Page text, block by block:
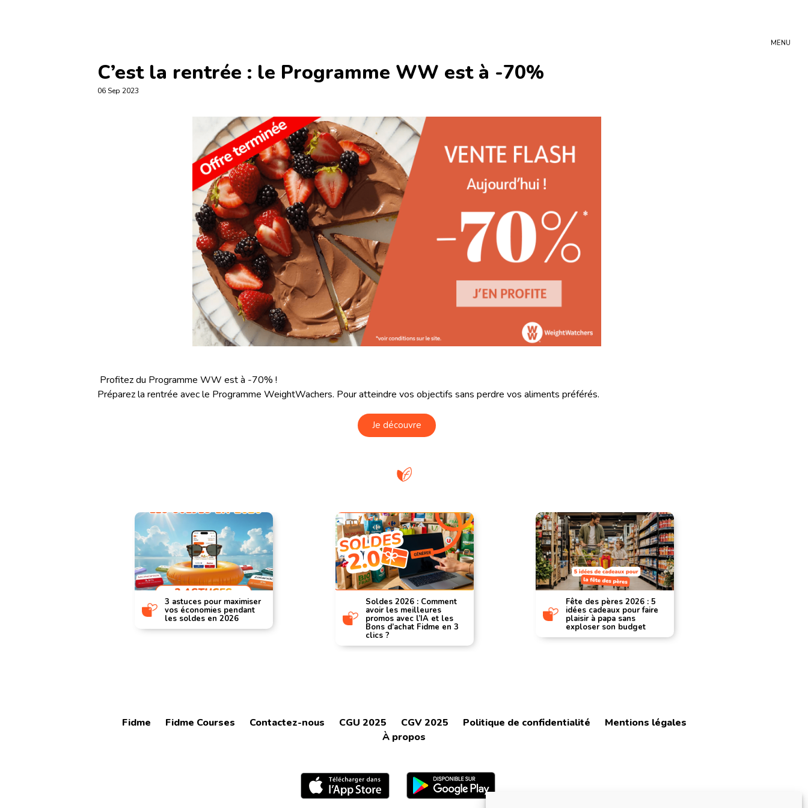
MENU
C’est la rentrée : le Programme WW est à -70%
06 Sep 2023
Profitez du Programme WW est à -70% !
Préparez la rentrée avec le Programme WeightWachers. Pour atteindre vos objectifs sans perdre vos aliments préférés.
Je découvre
3 astuces pour maximiser
vos économies pendant
les soldes en 2026
Soldes 2026 : Comment
avoir les meilleures
promos avec l’IA et les
Bons d’achat Fidme en 3
clics ?
Fête des pères 2026 : 5
idées cadeaux pour faire
plaisir à papa sans
exploser son budget
Fidme Fidme Courses Contactez-nous CGU 2025 CGV 2025 Politique de confidentialité
Mentions légales
À propos